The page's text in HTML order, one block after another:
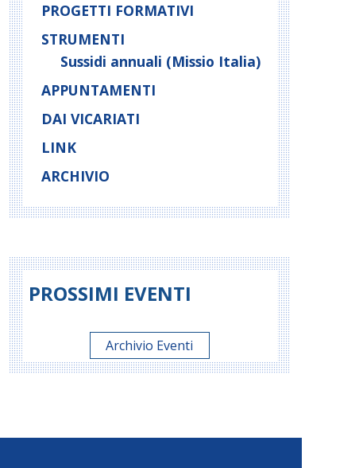
PROGETTI FORMATIVI
STRUMENTI
Sussidi annuali (Missio Italia)
APPUNTAMENTI
DAI VICARIATI
LINK
ARCHIVIO
PROSSIMI EVENTI
Archivio Eventi